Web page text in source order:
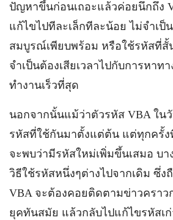
ปัญหาขึ้นก่อนเถอะแล้วค่อยนึกถึง
แก้ไขไปทีละเล็กทีละน้อย ไม่จำเป็
สมบูรณ์เพียบพร้อม หรือใช้รหัสที่
จำเป็นต้องเสียเวลาไปกับการหาท
ทำงานเร็วที่สุด
นอกจากนั้นแม้ว่าตัวรหัส VBA ใน
รหัสที่ใช้กันมาตั้งแต่ต้น แต่ทุกครั้ง
จะพบว่ามีรหัสใหม่เพิ่มขึ้นเสมอ บา
วิธีใช้รหัสหนึ่งๆต่างไปจากเดิม ซึ่ง
VBA จะต้องคอยติดตามข่าวคราว
ยุคทันสมัย แล้วกลับไปแก้ไขรหัสเ